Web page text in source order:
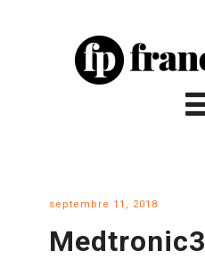
septembre 11, 2018
Medtronic3